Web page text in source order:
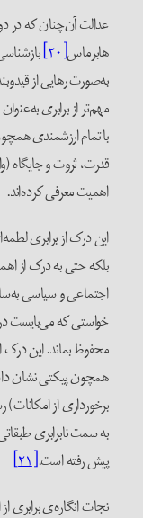
عدالت آن‌چنان که در
هابرماس[۲۰]
به‌صورت رهایی از
مهم‌تر از برابری
با تمام ارزشمندی
قدرت، ثروت و جایگاه
اهمیت معرفی کرده‌اند.
این درک از برابری
بلکه حتی به درک از
اجتماعی و سیاسی
خواستی که می‌بایست
محفوظ بماند. این درک
همچون پیکتی نشان
برخورداری از
به سمت نابرابری
پیش رفته است.[۲۱]
نجات انگاره‌ی برابری